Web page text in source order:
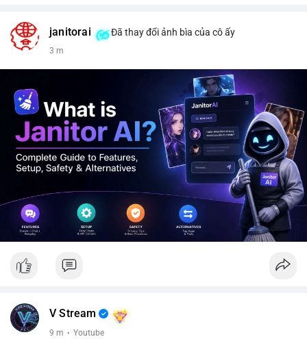
janitorai Đã thay đổi ảnh bìa của cô ấy
3 m
V Stream
9 m · Youtube